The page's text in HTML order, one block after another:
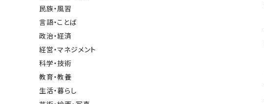
民族・風習
言語・ことば
政治・経済
経営・マネジメント
科学・技術
教育・教養
生活・暮らし